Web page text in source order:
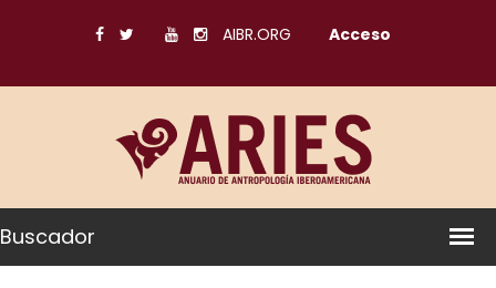
AIBR.ORG Acceso
Buscador